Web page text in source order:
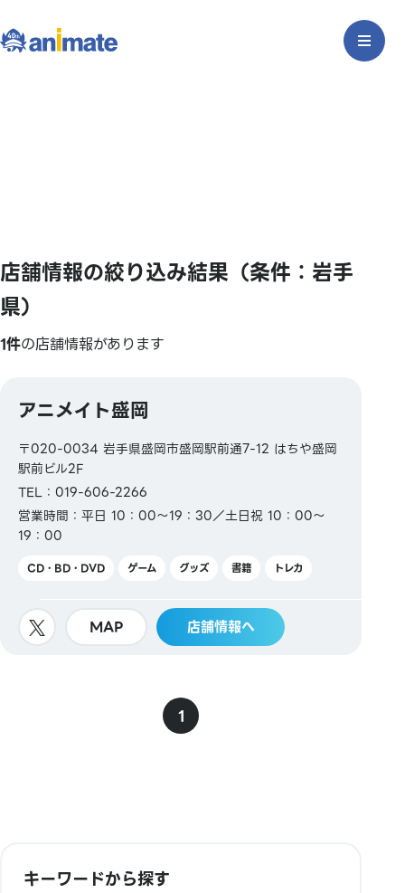
店舗情報の絞り込み結果（条件：岩手
県）
1件の店舗情報があります
アニメイト盛岡
〒020-0034 岩手県盛岡市盛岡駅前通7-12 はちや盛岡
駅前ビル2F
TEL：019-606-2266
営業時間：平日 10：00〜19：30／土日祝 10：00〜
19：00
CD・BD・DVD ゲーム グッズ 書籍 トレカ
MAP 店舗情報へ
1
キーワードから探す